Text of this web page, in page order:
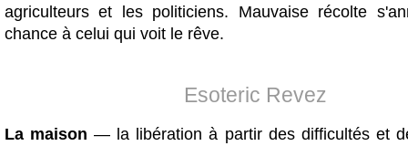
agriculteurs et les politiciens. Mauvaise récolte
chance à celui qui voit le rêve.
Esoteric Revez
La maison — la libération à partir des difficultés et